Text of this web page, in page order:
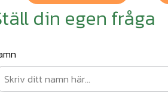
din egen fråga